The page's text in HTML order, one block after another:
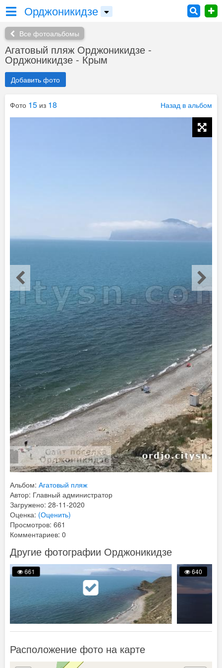
Орджоникидзе
Все фотоальбомы
Агатовый пляж Орджоникидзе -
Орджоникидзе - Крым
Добавить фото
Фото 15 из 18 Назад в альбом
Альбом: Агатовый пляж
Автор: Главный администратор
Загружено: 28-11-2020
Оценка: (Оценить)
Просмотров: 661
Комментариев: 0
Другие фотографии Орджоникидзе
661 640
Расположение фото на карте